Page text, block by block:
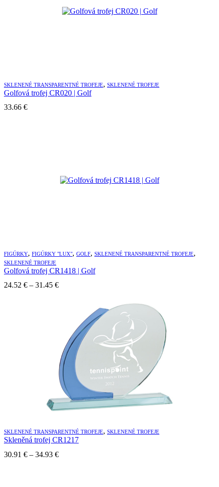
SKLENENÉ TRANSPARENTNÉ TROFEJE, SKLENENÉ TROFEJE
Golfová trofej CR020 | Golf
33.66 €
FIGÚRKY, FIGÚRKY "LUX", GOLF, SKLENENÉ TRANSPARENTNÉ TROFEJE,
SKLENENÉ TROFEJE
Golfová trofej CR1418 | Golf
24.52 € – 31.45 €Price
SKLENENÉ TRANSPARENTNÉ TROFEJE, SKLENENÉ TROFEJE
Skleněná trofej CR1217
30.91 € – 34.93 €Price